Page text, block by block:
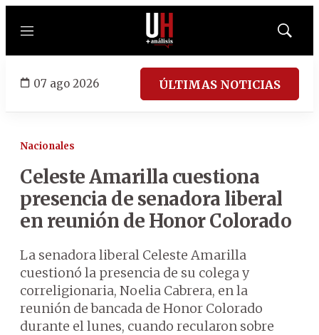
Menú
Mostrar
07 ago 2026 ÚLTIMAS NOTICIAS
Nacionales
Celeste Amarilla cuestiona
presencia de senadora liberal
en reunión de Honor Colorado
La senadora liberal Celeste Amarilla
cuestionó la presencia de su colega y
correligionaria, Noelia Cabrera, en la
reunión de bancada de Honor Colorado
durante el lunes, cuando recularon sobre